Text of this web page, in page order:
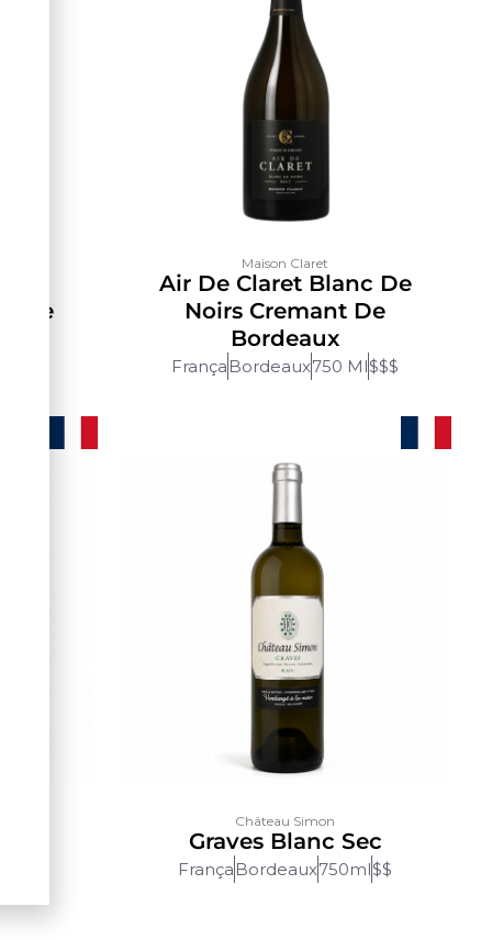
Maison Claret
Air De Claret Blanc De
Noirs Cremant De
Bordeaux
França Bordeaux750 Ml$$$
Château Simon
Graves Blanc Sec
França Bordeaux750ml$$